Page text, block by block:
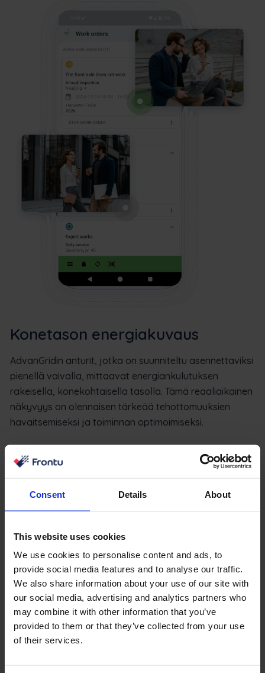
Consent Details About
This website uses cookies
We use cookies to personalise content and ads, to
provide social media features and to analyse our traffic.
We also share information about your use of our site with
our social media, advertising and analytics partners who
may combine it with other information that you’ve
provided to them or that they’ve collected from your use
of their services.
Konetason energiakuvaus
AdvanGridin anturit, jotka on suunniteltu asennettaviksi
pienellä vaivalla, mittaavat energiankulutuksen
rakeisella, konekohtaisella tasolla. Tämä reaaliaikainen
näkyvyys on olennaisen tärkeää tehottomuuksien
havaitsemiseksi ja toiminnan optimoimiseksi.